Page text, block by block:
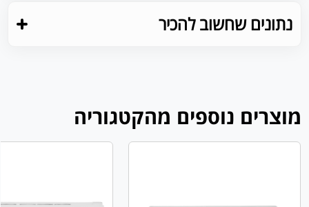
נתונים שחשוב להכיר
מוצרים נוספים מהקטגוריה